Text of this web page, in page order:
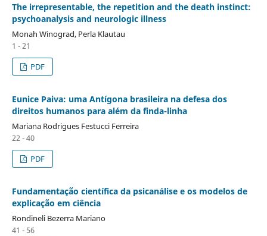
The irrepresentable, the repetition and the death instinct:
psychoanalysis and neurologic illness
Monah Winograd, Perla Klautau
1 - 21
PDF
Eunice Paiva: uma Antígona brasileira na defesa dos
direitos humanos para além da finda-linha
Mariana Rodrigues Festucci Ferreira
22 - 40
PDF
Fundamentação científica da psicanálise e os modelos de
explicação em ciência
Rondineli Bezerra Mariano
41 - 56